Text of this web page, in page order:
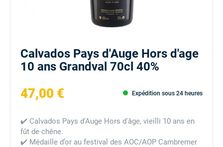
Calvados Pays d'Auge Hors d'age
10 ans Grandval 70cl 40%
✔️ Calvados Pays d'Auge Hors d'âge, vieilli 10 ans en
fût de chêne.
✔️ Médaille d’or au festival des AOC/AOP Cambremer
47,00 € Expédition sous 24 heures